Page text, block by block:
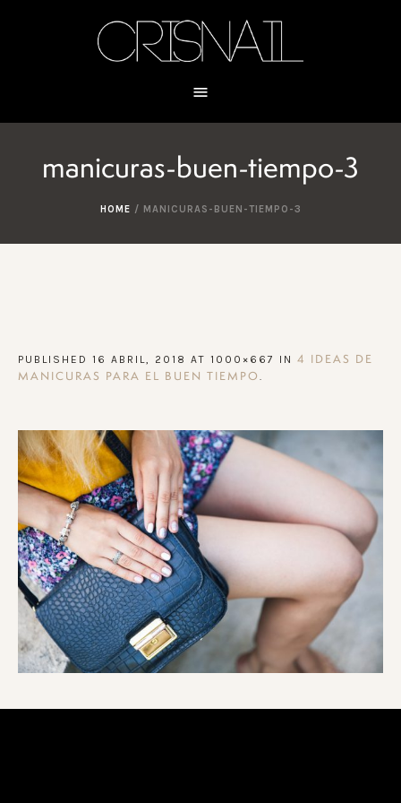
manicuras-buen-tiempo-3
HOME / MANICURAS-BUEN-TIEMPO-3
PUBLISHED 16 ABRIL, 2018 AT 1000×667 IN 4 IDEAS DE
MANICURAS PARA EL BUEN TIEMPO .